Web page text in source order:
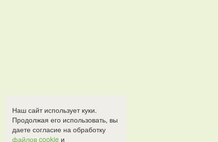
Наш сайт использует куки.
Продолжая его использовать, вы
даете согласие на обработку
файлов cookie и